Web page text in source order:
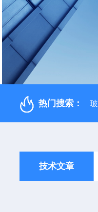
热门搜索：
技术文章